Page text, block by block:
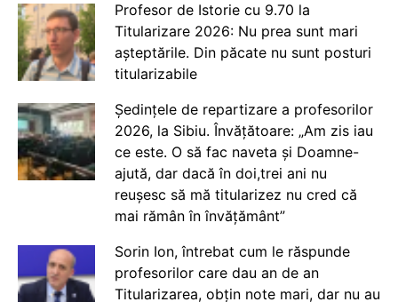
Profesor de Istorie cu 9.70 la
Titularizare 2026: Nu prea sunt mari
așteptările. Din păcate nu sunt posturi
titularizabile
Ședințele de repartizare a profesorilor
2026, la Sibiu. Învățătoare: „Am zis iau
ce este. O să fac naveta și Doamne-
ajută, dar dacă în doi,trei ani nu
reușesc să mă titularizez nu cred că
mai rămân în învățământ”
Sorin Ion, întrebat cum le răspunde
profesorilor care dau an de an
Titularizarea, obțin note mari, dar nu au